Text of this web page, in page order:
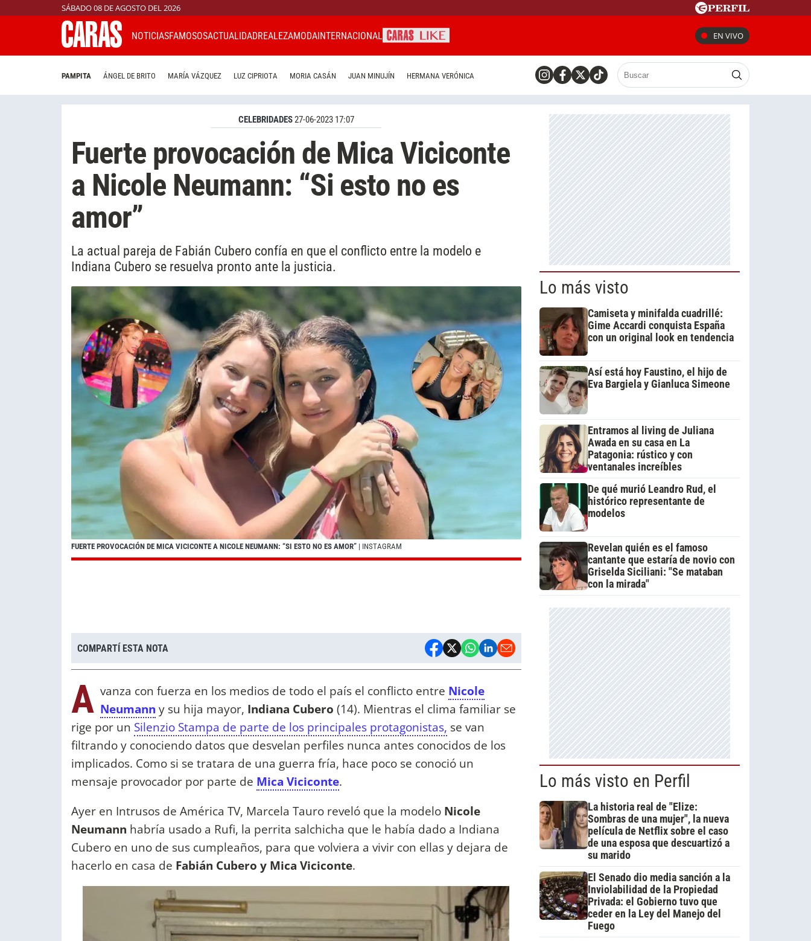
SÁBADO 08 DE AGOSTO DEL 2026
NOTICIASFAMOSOSACTUALIDADREALEZAMODAINTERNACIONAL EN VIVO
PAMPITA ÁNGEL DE BRITO MARÍA VÁZQUEZ LUZ CIPRIOTA MORIA CASÁN JUAN MINUJÍN HERMANA VERÓNICA
CELEBRIDADES27-06-2023 17:07
Fuerte provocación de Mica Viciconte
a Nicole Neumann: “Si esto no es
amor”
La actual pareja de Fabián Cubero confía en que el conflicto entre la modelo e
Indiana Cubero se resuelva pronto ante la justicia.
FUERTE PROVOCACIÓN DE MICA VICICONTE A NICOLE NEUMANN: “SI ESTO NO ES AMOR” | INSTAGRAM
COMPARTÍ ESTA NOTA
A vanza con fuerza en los medios de todo el país el conflicto entre Nicole
Neumann y su hija mayor, Indiana Cubero (14). Mientras el clima familiar se
rige por un Silenzio Stampa de parte de los principales protagonistas, se van
filtrando y conociendo datos que desvelan perfiles nunca antes conocidos de los
implicados. Como si se tratara de una guerra fría, hace poco se conoció un
mensaje provocador por parte de Mica Viciconte.
Ayer en Intrusos de América TV, Marcela Tauro reveló que la modelo Nicole
Neumann habría usado a Rufi, la perrita salchicha que le había dado a Indiana
Cubero en uno de sus cumpleaños, para que volviera a vivir con ellas y dejara de
hacerlo en casa de Fabián Cubero y Mica Viciconte.
Lo más visto
Camiseta y minifalda cuadrillé:
Gime Accardi conquista España
con un original look en tendencia
Así está hoy Faustino, el hijo de
Eva Bargiela y Gianluca Simeone
Entramos al living de Juliana
Awada en su casa en La
Patagonia: rústico y con
ventanales increíbles
De qué murió Leandro Rud, el
histórico representante de
modelos
Revelan quién es el famoso
cantante que estaría de novio con
Griselda Siciliani: "Se mataban
con la mirada"
Lo más visto en Perfil
La historia real de "Elize:
Sombras de una mujer", la nueva
película de Netflix sobre el caso
de una esposa que descuartizó a
su marido
El Senado dio media sanción a la
Inviolabilidad de la Propiedad
Privada: el Gobierno tuvo que
ceder en la Ley del Manejo del
Fuego